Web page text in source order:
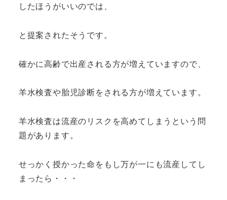
したほうがいいのでは、
と提案されたそうです。
確かに高齢で出産される方が増えていますので、
羊水検査や胎児診断をされる方が増えています。
羊水検査は流産のリスクを高めてしまうという問
題があります。
せっかく授かった命をもし万が一にも流産してし
まったら・・・